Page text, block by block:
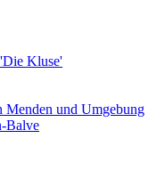
Kluse'
Menden und Umgebung
Balve